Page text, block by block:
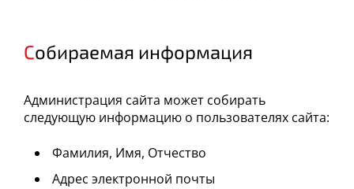
Собираемая информация
Администрация сайта может собирать
следующую информацию о пользователях сайта:
Фамилия, Имя, Отчество
Адрес электронной почты